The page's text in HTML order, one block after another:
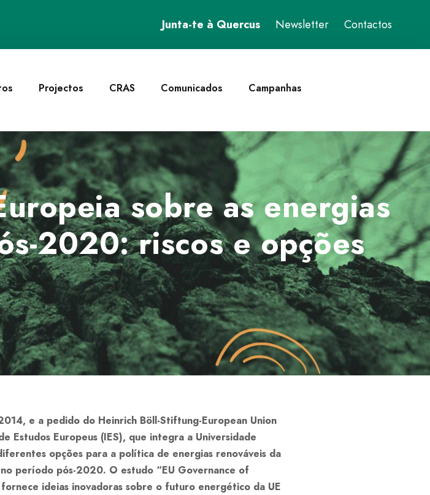
Junta-te à Quercus Newsletter Contactos
Projectos CRAS Comunicados Campanhas
sobre as energias
2020: riscos e opções
e a pedido do Heinrich Böll-Stiftung-European Union
Estudos Europeus (IES), que integra a Universidade
opções para a política de energias renováveis da
período pós-2020. O estudo “EU Governance of
ideias inovadoras sobre o futuro energético da UE